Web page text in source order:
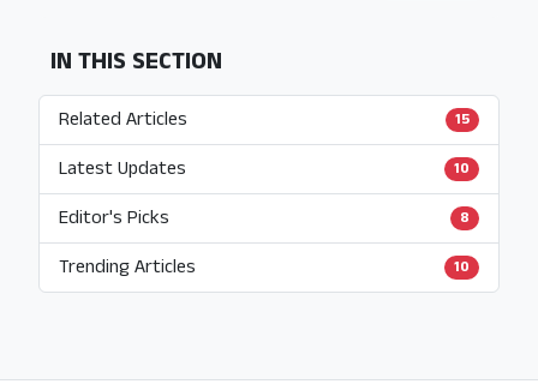
IN THIS SECTION
Related Articles 15
Latest Updates 10
Editor's Picks 8
Trending Articles 10